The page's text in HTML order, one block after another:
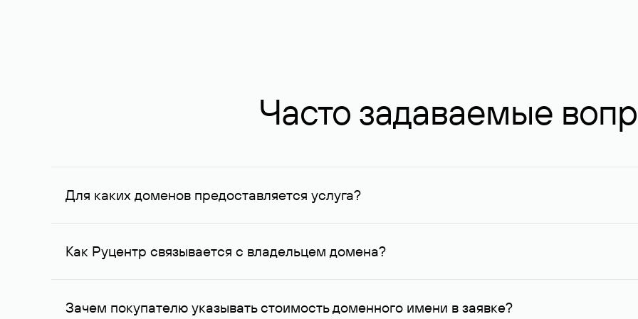
Часто задаваемые
Для каких доменов предоставляется услуга?
Услуга доступна для доменов, зарегистрированных в Руцентре и у других регистраторов. Для доменов,
Как Руцентр связывается с владельцем домена?
Для связи с владельцем домена используются его контактные данные, доступные Руцентру.
Зачем покупателю указывать стоимость доменного имени в заявке?